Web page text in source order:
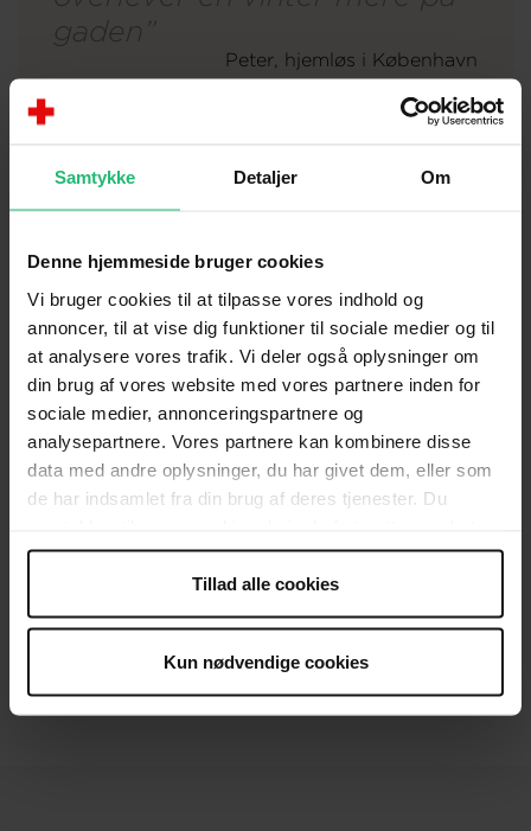
Samtykke Detaljer Om
Denne hjemmeside bruger cookies
Vi bruger cookies til at tilpasse vores indhold og
annoncer, til at vise dig funktioner til sociale medier og til
at analysere vores trafik. Vi deler også oplysninger om
din brug af vores website med vores partnere inden for
sociale medier, annonceringspartnere og
analysepartnere. Vores partnere kan kombinere disse
data med andre oplysninger, du har givet dem, eller som
de har indsamlet fra din brug af deres tjenester. Du
anvende vores hjemmeside.
Tillad alle cookies
Kun nødvendige cookies
gaden”
Peter, hjemløs i København
Flere end 5.500 mænd og kvinder i Danmark er hjemløse. Sammen
Vi kalder faste støtter for
Nødhjælpere. Som Nødhjælper er du
med til at:
Hjælpe hjemløse og andre udsatte mennesker i
hele Danmark og ude i verden hver eneste dag.
politisk ståsted.